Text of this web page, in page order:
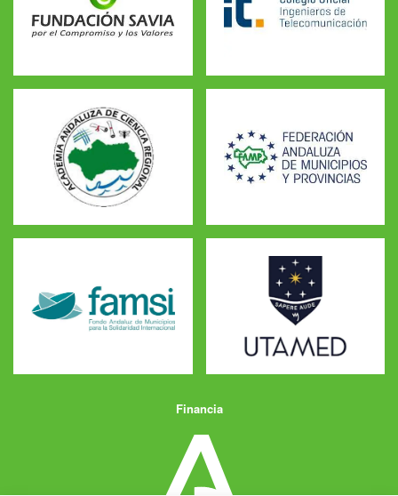
Financia